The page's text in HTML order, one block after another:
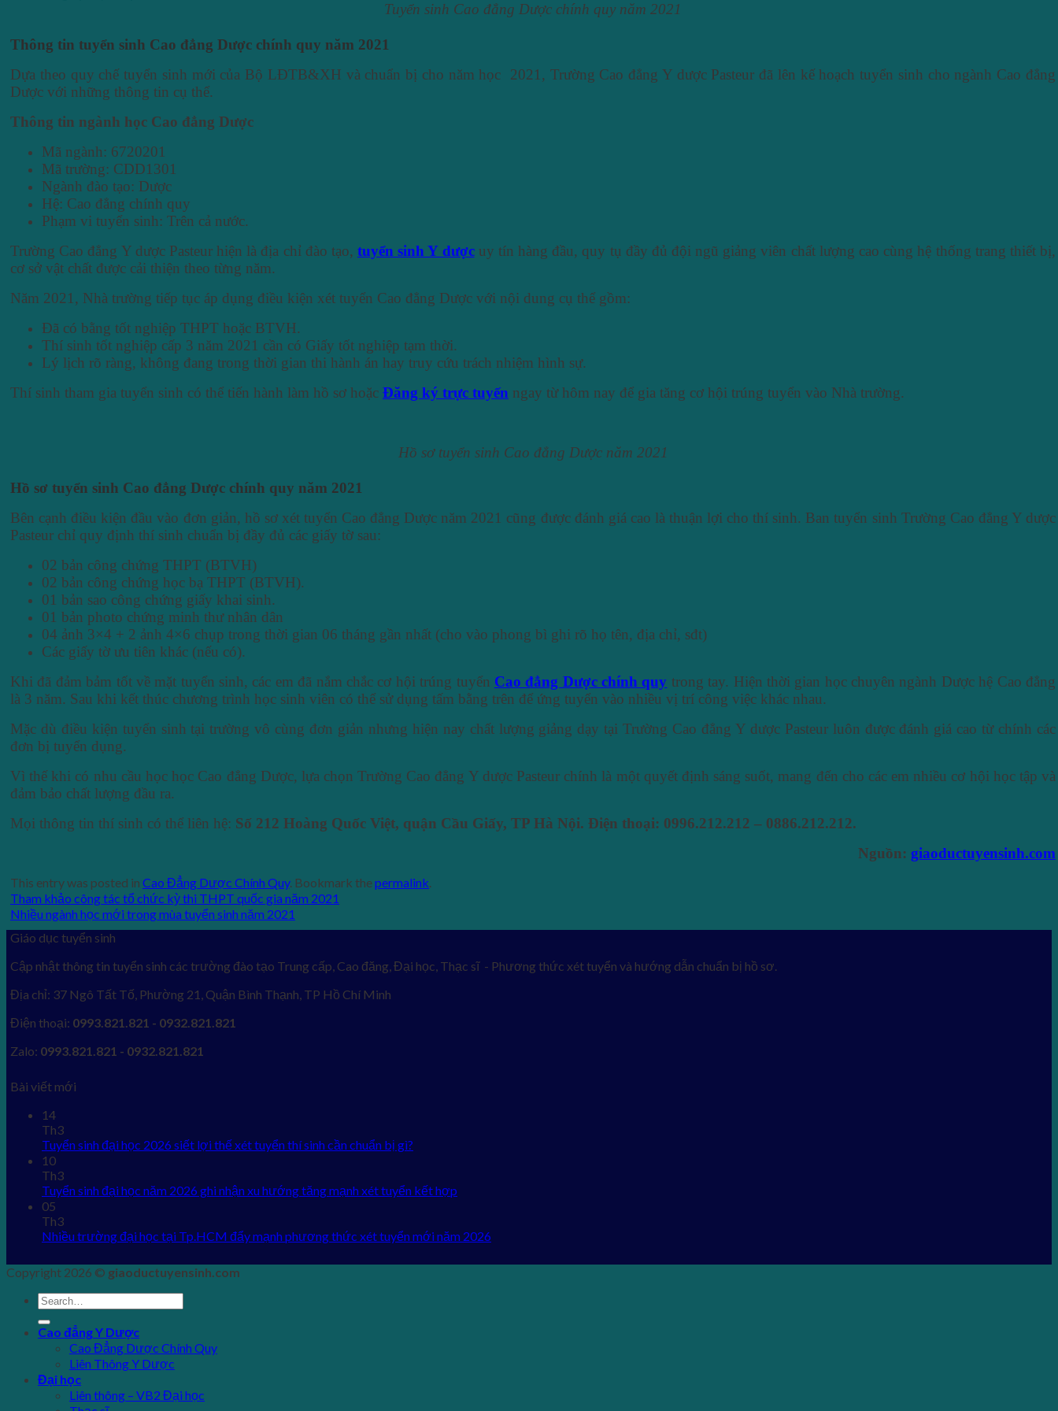
Tuyển sinh Cao đẳng Dược chính quy năm 2021
Thông tin tuyển sinh Cao đẳng Dược chính quy năm 2021
Dựa theo quy chế tuyển sinh mới của Bộ LĐTB&XH và chuẩn bị cho năm học 2021, Trường Cao đẳng Y dược Pasteur đã lên kế hoạch tuyển sinh cho ngành Cao đẳng
Dược với những thông tin cụ thể.
Thông tin ngành học Cao đẳng Dược
Mã ngành: 6720201
Mã trường: CDD1301
Ngành đào tạo: Dược
Hệ: Cao đẳng chính quy
Phạm vi tuyển sinh: Trên cả nước.
Trường Cao đẳng Y dược Pasteur hiện là địa chỉ đào tạo, tuyển sinh Y dượcuy tín hàng đầu, quy tụ đầy đủ đội ngũ giảng viên chất lượng cao cùng hệ thống trang thiết bị,
cơ sở vật chất được cải thiện theo từng năm.
Năm 2021, Nhà trường tiếp tục áp dụng điều kiện xét tuyển Cao đẳng Dược với nội dung cụ thể gồm:
Đã có bằng tốt nghiệp THPT hoặc BTVH.
Thí sinh tốt nghiệp cấp 3 năm 2021 cần có Giấy tốt nghiệp tạm thời.
Lý lịch rõ ràng, không đang trong thời gian thi hành án hay truy cứu trách nhiệm hình sự.
Thí sinh tham gia tuyển sinh có thể tiến hành làm hồ sơ hoặc Đăng ký trực tuyến ngay từ hôm nay để gia tăng cơ hội trúng tuyển vào Nhà trường.
Hồ sơ tuyển sinh Cao đẳng Dược năm 2021
Hồ sơ tuyển sinh Cao đẳng Dược chính quy năm 2021
Bên cạnh điều kiện đầu vào đơn giản, hồ sơ xét tuyển Cao đẳng Dược năm 2021 cũng được đánh giá cao là thuận lợi cho thí sinh. Ban tuyển sinh Trường Cao đẳng Y dược
Pasteur chỉ quy định thí sinh chuẩn bị đầy đủ các giấy tờ sau:
02 bản công chứng THPT (BTVH)
02 bản công chứng học bạ THPT (BTVH).
01 bản sao công chứng giấy khai sinh.
01 bản photo chứng minh thư nhân dân
04 ảnh 3×4 + 2 ảnh 4×6 chụp trong thời gian 06 tháng gần nhất (cho vào phong bì ghi rõ họ tên, địa chỉ, sđt)
Các giấy tờ ưu tiên khác (nếu có).
Khi đã đảm bảm tốt về mặt tuyển sinh, các em đã nắm chắc cơ hội trúng tuyển Cao đẳng Dược chính quy trong tay. Hiện thời gian học chuyên ngành Dược hệ Cao đẳng
là 3 năm. Sau khi kết thúc chương trình học sinh viên có thể sử dụng tấm bằng trên để ứng tuyển vào nhiều vị trí công việc khác nhau.
Mặc dù điều kiện tuyển sinh tại trường vô cùng đơn giản nhưng hiện nay chất lượng giảng dạy tại Trường Cao đẳng Y dược Pasteur luôn được đánh giá cao từ chính các
đơn bị tuyển dụng.
Vì thế khi có nhu cầu học học Cao đẳng Dược, lựa chọn Trường Cao đẳng Y dược Pasteur chính là một quyết định sáng suốt, mang đến cho các em nhiều cơ hội học tập và
đảm bảo chất lượng đầu ra.
Mọi thông tin thí sinh có thể liên hệ: Số 212 Hoàng Quốc Việt, quận Cầu Giấy, TP Hà Nội. Điện thoại: 0996.212.212 – 0886.212.212.
Nguồn: giaoductuyensinh.com
This entry was posted in Cao Đẳng Dược Chính Quy. Bookmark thepermalink.
Tham khảo công tác tổ chức kỳ thi THPT quốc gia năm 2021
Nhiều ngành học mới trong mùa tuyển sinh năm 2021
Giáo dục tuyển sinh
Cập nhật thông tin tuyển sinh các trường đào tạo Trung cấp, Cao đăng, Đại học, Thạc sĩ - Phương thức xét tuyển và hướng dẫn chuẩn bị hồ sơ.
Địa chỉ: 37 Ngô Tất Tố, Phường 21, Quận Bình Thạnh, TP Hồ Chí Minh
Điện thoại: 0993.821.821 - 0932.821.821
Zalo: 0993.821.821 - 0932.821.821
Bài viết mới
14
Th3
Tuyển sinh đại học 2026 siết lợi thế xét tuyển thí sinh cần chuẩn bị gì?
10
Th3
Tuyển sinh đại học năm 2026 ghi nhận xu hướng tăng mạnh xét tuyển kết hợp
05
Th3
Nhiều trường đại học tại Tp.HCM đẩy mạnh phương thức xét tuyển mới năm 2026
Copyright 2026 © giaoductuyensinh.com
Cao đẳng Y Dược
Cao Đẳng Dược Chính Quy
Liên Thông Y Dược
Đại học
Liên thông – VB2 Đại học